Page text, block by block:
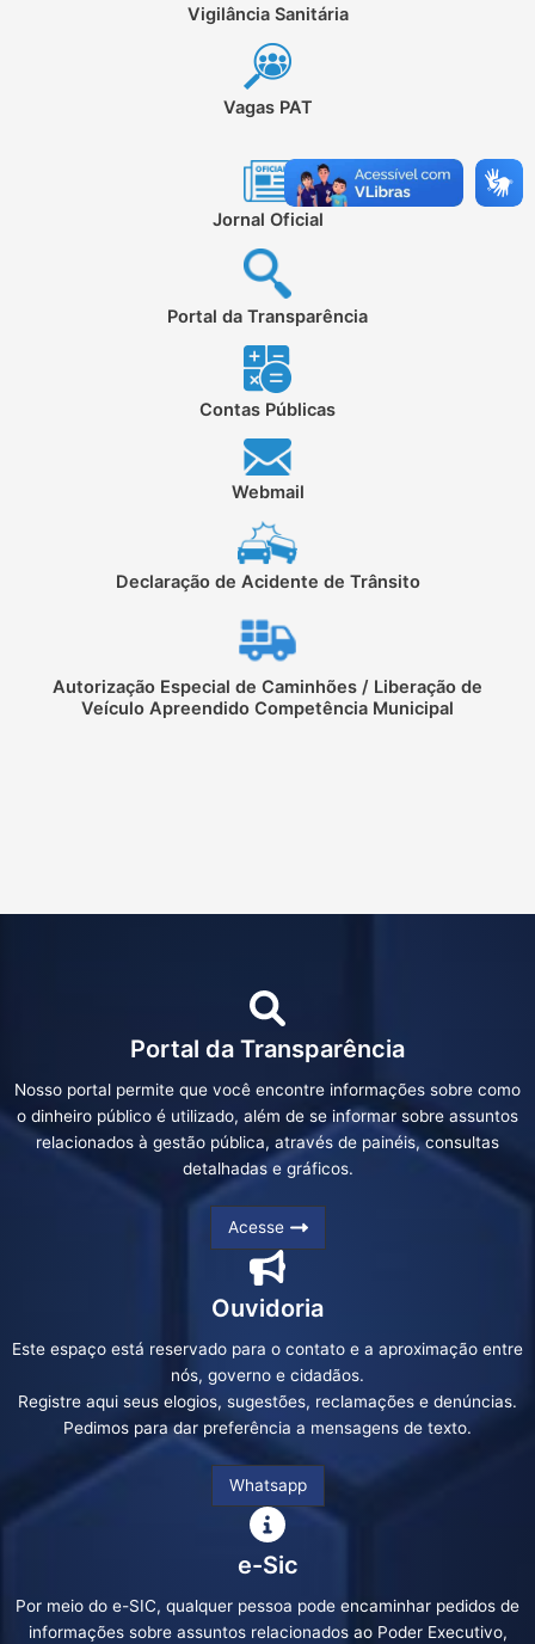
Vigilância Sanitária
Vagas PAT
Jornal Oficial
Portal da Transparência
Contas Públicas
Webmail
Declaração de Acidente de Trânsito
Autorização Especial de Caminhões / Liberação de
Veículo Apreendido Competência Municipal
Portal da Transparência
Nosso portal permite que você encontre informações sobre como
o dinheiro público é utilizado, além de se informar sobre assuntos
relacionados à gestão pública, através de painéis, consultas
detalhadas e gráficos.
Acesse
Ouvidoria
Este espaço está reservado para o contato e a aproximação entre
nós, governo e cidadãos.
Registre aqui seus elogios, sugestões, reclamações e denúncias.
Pedimos para dar preferência a mensagens de texto.
Whatsapp
e-Sic
Por meio do e-SIC, qualquer pessoa pode encaminhar pedidos de
informações sobre assuntos relacionados ao Poder Executivo,